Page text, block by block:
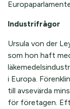
Industrifrågor
Ursula von der
som hon haft
i Europa.
till avsevärda
för företagen.